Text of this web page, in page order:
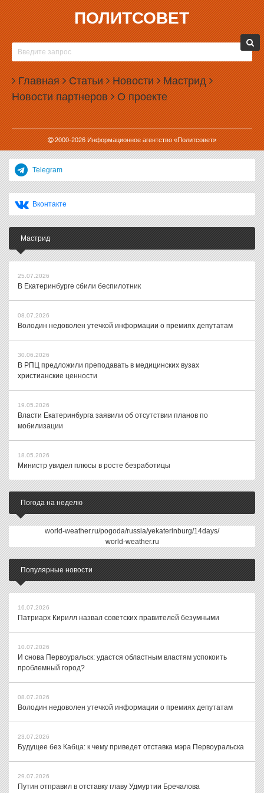
ПОЛИТСОВЕТ
Главная Статьи Новости Мастрид
Новости партнеров О проекте
2000-2026Информационное агентство «Политсовет»
26.03.2009, 23:59
Подписывайтесь на наш Телеграм-канал
Telegram
Вконтакте
Мастрид
25.07.2026
В Екатеринбурге сбили беспилотник
08.07.2026
Володин недоволен утечкой информации о премиях депутатам
30.06.2026
В РПЦ предложили преподавать в медицинских вузах
христианские ценности
19.05.2026
Власти Екатеринбурга заявили об отсутствии планов по
мобилизации
18.05.2026
Министр увидел плюсы в росте безработицы
Погода на неделю
world-weather.ru/pogoda/russia/yekaterinburg/14days/
world-weather.ru
Популярные новости
16.07.2026
Патриарх Кирилл назвал советских правителей безумными
10.07.2026
И снова Первоуральск: удастся областным властям успокоить
проблемный город?
08.07.2026
Володин недоволен утечкой информации о премиях депутатам
23.07.2026
Будущее без Кабца: к чему приведет отставка мэра Первоуральска
29.07.2026
Путин отправил в отставку главу Удмуртии Бречалова